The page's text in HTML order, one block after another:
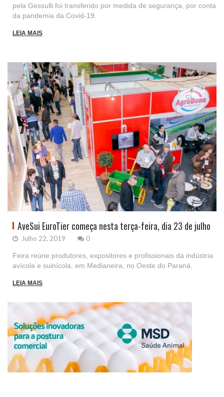
pela Gessulli foi transferido por medida de segurança, por conta
da pandemia da Covid-19.
LEIA MAIS
AveSui EuroTier começa nesta terça-feira, dia 23 de julho
Julho 22, 2019 0
Feira reúne produtores, expositores e profissionais da indústria
avícola e suinícola, em Medianeira, no Oeste do Paraná.
LEIA MAIS